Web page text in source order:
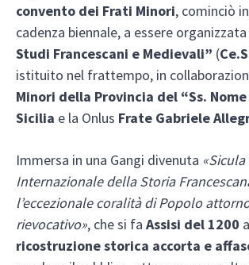
convento dei Frati Minori, cominciò
cadenza biennale, a essere
Studi Francescani e Medievali” (
istituito nel frattempo, in
Minori della Provincia del “Ss.
Sicilia e la Onlus Frate Gabriele
Immersa in una Gangi divenuta
Internazionale della Storia
l’eccezionale coralità di Popolo
rievocativo», che si fa Assisi del 1200
ricostruzione storica accorta e